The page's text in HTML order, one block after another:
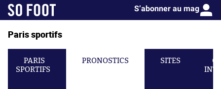
S’abonner au mag
Paris sportifs
PARIS
SPORTIFS
PRONOSTICS SITES